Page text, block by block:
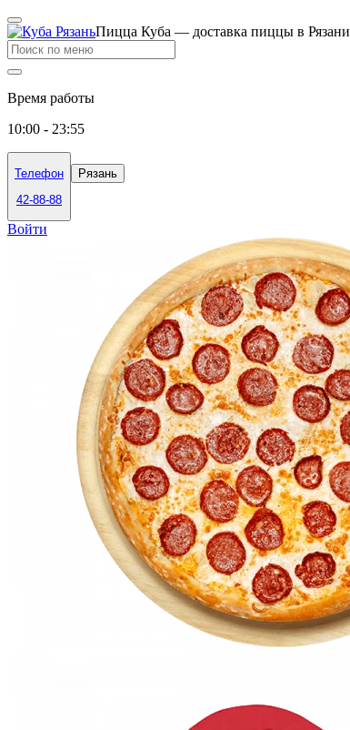
Пицца Куба — доставка пиццы в Рязани
Время работы
10:00 - 23:55
Телефон
42-88-88
Рязань
Войти